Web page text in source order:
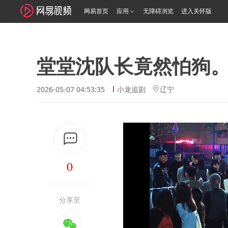
网易首页 应用 无障碍浏览 进入关怀版
堂堂沈队长竟然怕狗
2026-05-07 04:53:35 小龙追剧 辽宁
0
分享至